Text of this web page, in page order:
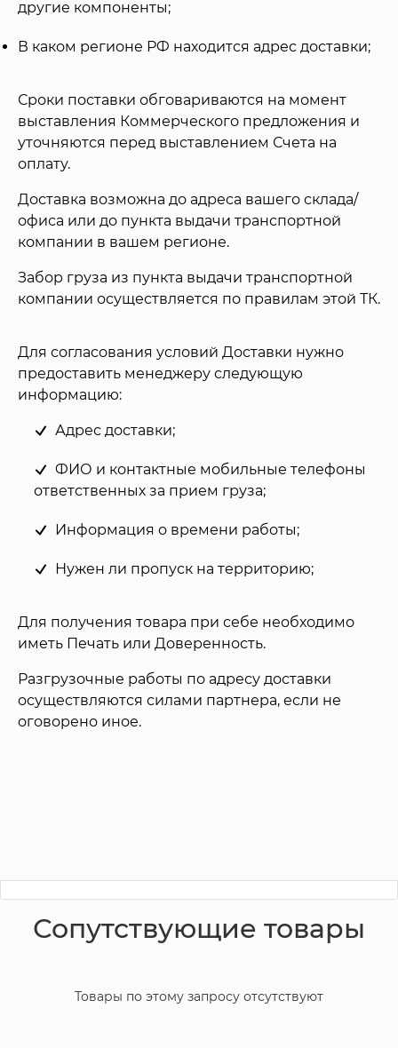
другие компоненты;
В каком регионе РФ находится адрес доставки;
Сроки поставки обговариваются на момент
выставления Коммерческого предложения и
уточняются перед выставлением Счета на
оплату.
Доставка возможна до адреса вашего склада/
офиса или до пункта выдачи транспортной
компании в вашем регионе.
Забор груза из пункта выдачи транспортной
компании осуществляется по правилам этой ТК.
Для согласования условий Доставки нужно
предоставить менеджеру следующую
информацию:
Адрес доставки;
ФИО и контактные мобильные телефоны
ответственных за прием груза;
Информация о времени работы;
Нужен ли пропуск на территорию;
Для получения товара при себе необходимо
иметь Печать или Доверенность.
Разгрузочные работы по адресу доставки
осуществляются силами партнера, если не
оговорено иное.
Сопутствующие товары
Товары по этому запросу отсутствуют